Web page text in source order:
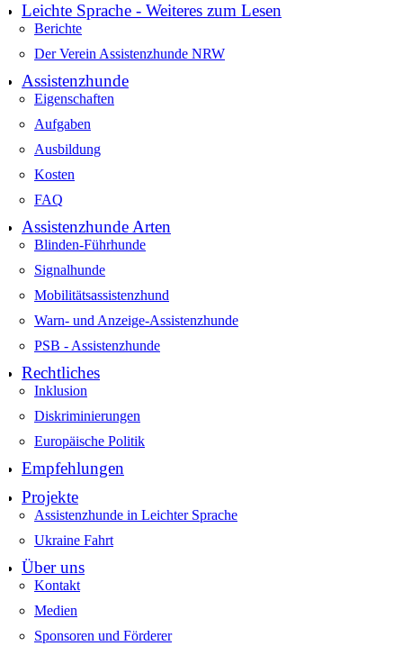
Leichte Sprache - Weiteres zum Lesen
Berichte
Der Verein Assistenzhunde NRW
Assistenzhunde
Eigenschaften
Aufgaben
Ausbildung
Kosten
FAQ
Assistenzhunde Arten
Blinden-Führhunde
Signalhunde
Mobilitätsassistenzhund
Warn- und Anzeige-Assistenzhunde
PSB - Assistenzhunde
Rechtliches
Inklusion
Diskriminierungen
Europäische Politik
Empfehlungen
Projekte
Assistenzhunde in Leichter Sprache
Ukraine Fahrt
Über uns
Kontakt
Medien
Sponsoren und Förderer